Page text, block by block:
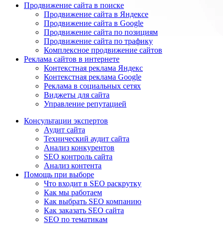
Продвижение сайта в поиске
Продвижение сайта в Яндексе
Продвижение сайта в Google
Продвижение сайта по позициям
Продвижение сайта по трафику
Комплексное продвижение сайтов
Реклама сайтов в интернете
Контекстная реклама Яндекс
Контекстная реклама Google
Реклама в социальных сетях
Виджеты для сайта
Управление репутацией
Консультации экспертов
Аудит сайта
Технический аудит сайта
Анализ конкурентов
SEO контроль сайта
Анализ контента
Помощь при выборе
Что входит в SEO раскрутку
Как мы работаем
Как выбрать SEO компанию
Как заказать SEO сайта
SEO по тематикам